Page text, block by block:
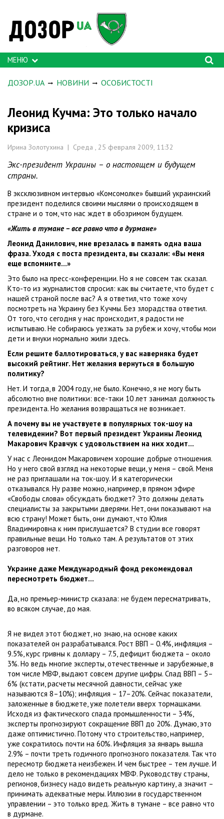
МЕНЮ
ДОЗОР.UA НОВИНИ ОСОБИСТОСТІ
Леонид Кучма: Это только начало
кризиса
Ирина Золотухина | Среда , 25 февраля 2009, 11:32
Экс-президент Украины – о настоящем и будущем
страны.
В эксклюзивном интервью «Комсомолке» бывший украинский
президент поделился своими мыслями о происходящем в
стране и о том, что нас ждет в обозримом будущем.
«Жить в тумане – все равно что в дурмане»
Леонид Данилович, мне врезалась в память одна ваша
фраза. Уходя с поста президента, вы сказали: «Вы меня
еще вспомните…»
Это было на пресс-конференции. Но я не совсем так сказал.
Кто-то из журналистов спросил: как вы считаете, что будет с
нашей страной после вас? А я ответил, что тоже хочу
посмотреть на Украину без Кучмы. Без злорадства ответил.
От того, что сегодня у нас происходит, я радости не
испытываю. Не собираюсь уезжать за рубеж и хочу, чтобы мои
дети и внуки нормально жили здесь.
Если решите баллотироваться, у вас наверняка будет
высокий рейтинг. Нет желания вернуться в большую
политику?
Нет. И тогда, в 2004 году, не было. Конечно, я не могу быть
абсолютно вне политики: все-таки 10 лет занимал должность
президента. Но желания возвращаться не возникает.
А почему вы не участвуете в популярных ток-шоу на
телевидении? Вот первый президент Украины Леонид
Макарович Кравчук с удовольствием на них ходит…
У нас с Леонидом Макаровичем хорошие добрые отношения.
Но у него свой взгляд на некоторые вещи, у меня – свой. Меня
не раз приглашали на ток-шоу. И я категорически
отказывался. Ну разве можно, например, в прямом эфире
«Свободы слова» обсуждать бюджет? Это должны делать
специалисты за закрытыми дверями. Нет, они показывают на
всю страну! Может быть, они думают, что Юлия
Владимировна к ним прислушается? В студии все говорят
правильные вещи. Но только там. А результатов от этих
разговоров нет.
Украине даже Международный фонд рекомендовал
пересмотреть бюджет…
Да, но премьер-министр сказала: не будем пересматривать,
во всяком случае, до мая.
Я не видел этот бюджет, но знаю, на основе каких
показателей он разрабатывался. Рост ВВП – 0.4%, инфляция –
9.5%, курс гривны к доллару – 7.5, дефицит бюджета – около
3%. Но ведь многие эксперты, отечественные и зарубежные, в
том числе МВФ, выдают совсем другие цифры. Спад ВВП – 5–
6% (кстати, расчеты месячной давности, сейчас уже
называются 8–10%); инфляция – 17–20%. Сейчас показатели,
заложенные в бюджете, уже полетели вверх тормашками.
Исходя из фактического спада промышленности – 34%,
эксперты прогнозируют сокращение ВВП до 20%. Думаю, это
даже оптимистично. Потому что строительство, например,
уже сократилось почти на 60%. Инфляция за январь вышла
2.9% – почти треть годичного прогнозного показателя. Так что
пересмотр бюджета неизбежен. И чем быстрее – тем лучше. И
дело не только в рекомендациях МВФ. Руководству страны,
регионов, бизнесу надо видеть реальную картину, а значит –
принимать адекватные меры. Иллюзии в государственном
управлении – это только вред. Жить в тумане – все равно что
в дурмане.